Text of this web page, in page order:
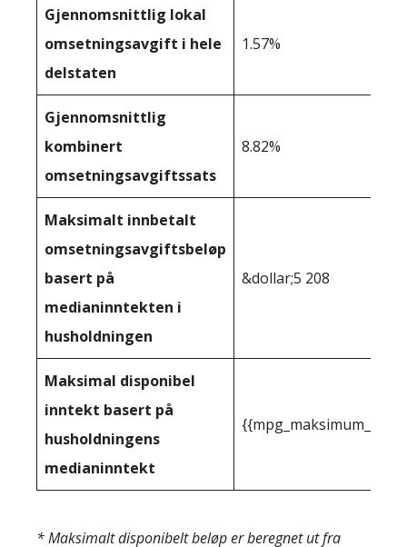
Gjennomsnittlig lokal
omsetningsavgift i hele
delstaten
1.57%
Gjennomsnittlig
kombinert
omsetningsavgiftssats
8.82%
Maksimalt innbetalt
omsetningsavgiftsbeløp
basert på
medianinntekten i
husholdningen
&dollar;5 208
Maksimal disponibel
inntekt basert på
husholdningens
medianinntekt
* Maksimalt disponibelt beløp er beregnet ut fra